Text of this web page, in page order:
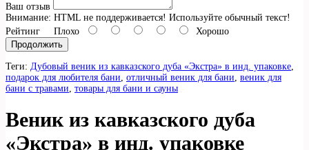
Ваш отзыв
Внимание: HTML не поддерживается! Используйте обычный текст!
Рейтинг Плохо
Хорошо
Продолжить
Теги: Дубовый веник из кавказского дуба «Экстра» в инд. упаковке
подарок для любителя бани отличный веник для бани веник для
бани с травами товары для бани и сауны
Веник из кавказского дуба
«Экстра» в инд. упаковке